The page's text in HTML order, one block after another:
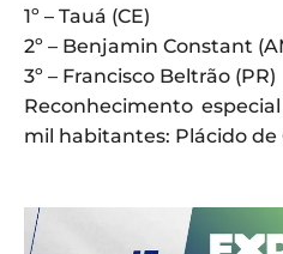
1º – Tauá (CE)
2º – Benjamin Constant
3º – Francisco Beltrão (PR)
Reconhecimento
mil habitantes: Plácido de